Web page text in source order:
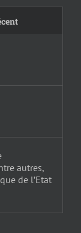
autres,
de l’Etat